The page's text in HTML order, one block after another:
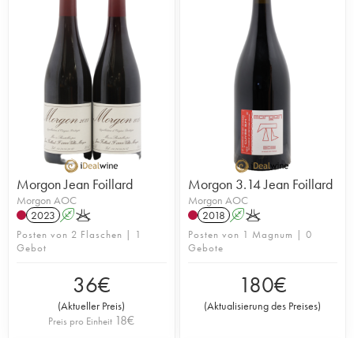
Morgon Jean Foillard
Morgon AOC
2023 AK
Posten von 2 Flaschen | 1
Gebot
36€
(Aktueller Preis)
Preis pro Einheit 18€
Morgon 3.14 Jean Foillard
Morgon AOC
2018 AK
Posten von 1 Magnum | 0
Gebote
180€
(Aktualisierung des Preises)